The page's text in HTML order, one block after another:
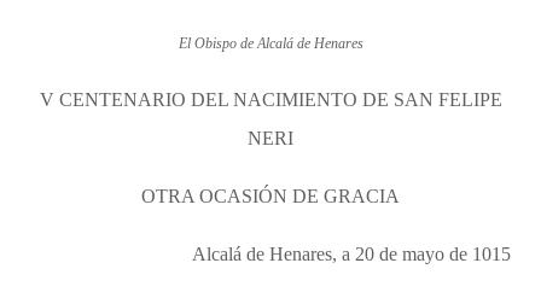
El Obispo de Alcalá de Henares
V CENTENARIO DEL NACIMIENTO DE SAN FELIPE
NERI
OTRA OCASIÓN DE GRACIA
Alcalá de Henares, a 20 de mayo de 1015